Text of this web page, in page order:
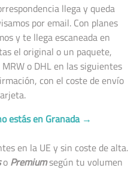
llega y queda
por email. Con planes
y te llega escaneada en
el original o un paquete,
o DHL en las siguientes
con el coste de envío
estás en Granada →
en la UE y sin coste de alta.
o Premiumsegún tu volumen